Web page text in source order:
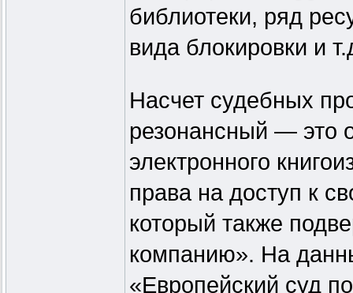
библиотеки, ряд
вида блокировки и
Насчет судебных
резонансный — это
электронного
права на доступ к
который также
компанию». На
«Европейский суд